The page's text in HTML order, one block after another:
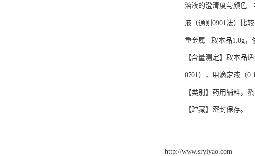
溶液的澄清度与颜色
液（通则0901法）比较
重金属 取本品1.0g，
【含量测定】取本品
0701），用滴定液（
【类别】药用辅料，螯
【贮藏】密封保存。
http://www.sryiyao.com